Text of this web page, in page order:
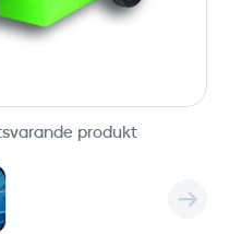
produkt